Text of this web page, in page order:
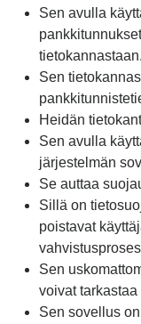
Sen avulla
tietokannastaan.
Sen
Heidän
Sen avulla
järjestelmän
Se auttaa
Sillä on
poistavat
Sen
voivat
Sen sovellus